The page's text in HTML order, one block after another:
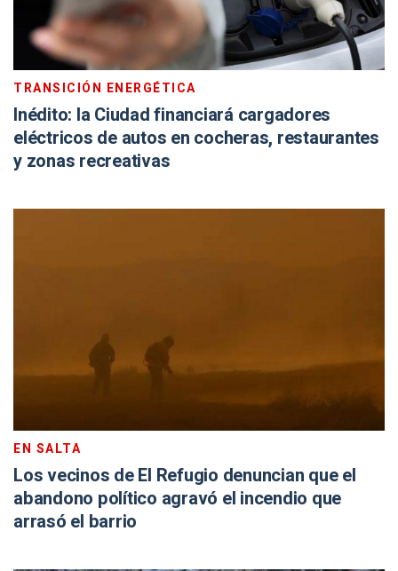
TRANSICIÓN ENERGÉTICA
Inédito: la Ciudad financiará cargadores
eléctricos de autos en cocheras, restaurantes
y zonas recreativas
EN SALTA
Los vecinos de El Refugio denuncian que el
abandono político agravó el incendio que
arrasó el barrio